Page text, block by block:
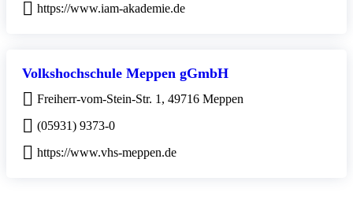
https://www.iam-akademie.de
Volkshochschule Meppen gGmbH
Freiherr-vom-Stein-Str. 1, 49716 Meppen
(05931) 9373-0
https://www.vhs-meppen.de